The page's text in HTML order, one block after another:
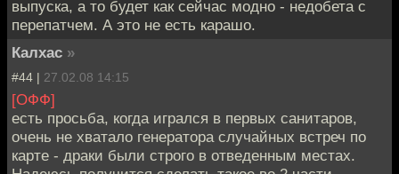
выпуска, а то будет как сейчас модно - недобета с
перепатчем. А это не есть карашо.
Калхас »
#44 | 27.02.08 14:15
[ОФФ]
есть просьба, когда игрался в первых санитаров,
очень не хватало генератора случайных встреч по
карте - драки были строго в отведенным местах.